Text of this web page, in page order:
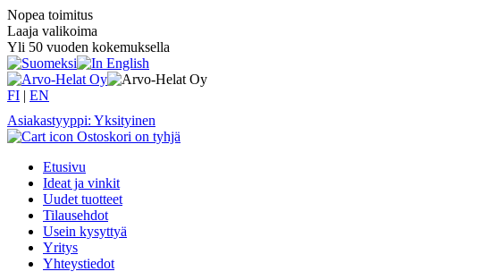
Nopea toimitus
Laaja valikoima
Yli 50 vuoden kokemuksella
FI | EN
Asiakastyyppi: Yksityinen
Ostoskori on tyhjä
Etusivu
Ideat ja vinkit
Uudet tuotteet
Tilausehdot
Usein kysyttyä
Yritys
Yhteystiedot